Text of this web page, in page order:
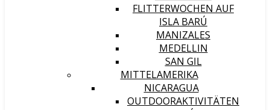
FLITTERWOCHEN AUF
ISLA BARÚ
MANIZALES
MEDELLIN
SAN GIL
MITTELAMERIKA
NICARAGUA
OUTDOORAKTIVITÄTEN